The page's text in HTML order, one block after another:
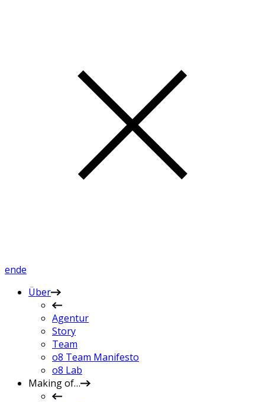
ende
Über
Agentur
Story
Team
o8 Team Manifesto
o8 Lab
Making of…